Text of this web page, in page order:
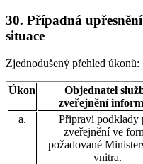
30. Případná
situace
Zjednodušený přehled úkonů:
Úkon
Objednatel
zveřejnění
a.
Připraví podklady
zveřejnění ve
požadované
vnitra.